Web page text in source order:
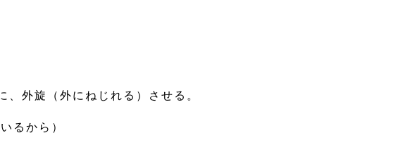
、外旋（外にねじれる）させる。
るから）